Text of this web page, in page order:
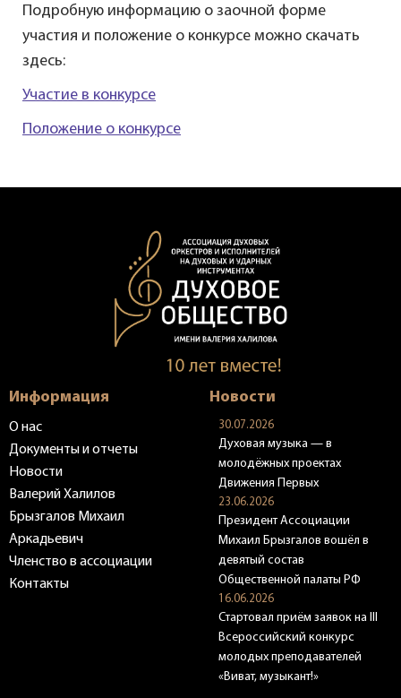
Подробную информацию о заочной форме
участия и положение о конкурсе можно скачать
здесь:
Участие в конкурсе
Положение о конкурсе
Информация
О нас
Документы и отчеты
Новости
Валерий Халилов
Брызгалов Михаил
Аркадьевич
Членство в ассоциации
Контакты
Новости
30.07.2026
Духовая музыка — в
молодёжных проектах
Движения Первых
23.06.2026
Президент Ассоциации
Михаил Брызгалов вошёл в
девятый состав
Общественной палаты РФ
16.06.2026
Стартовал приём заявок на III
Всероссийский конкурс
молодых преподавателей
«Виват, музыкант!»